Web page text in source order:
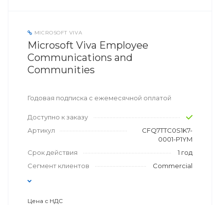
MICROSOFT VIVA
Microsoft Viva Employee
Communications and
Communities
Годовая подписка с ежемесячной оплатой
Доступно к заказу
Артикул
CFQ7TTC0S1K7-
0001-P1YM
Срок действия
1 год
Сегмент клиентов
Commercial
Цена с НДС